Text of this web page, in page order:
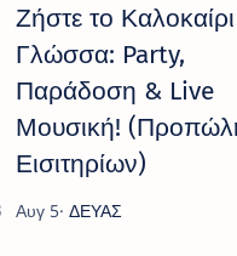
πρόγραμμα εκδ…
Ζήστε το
Γλώσσα: Party,
Παράδοση & Live
Μουσική!
Εισιτηρίων)